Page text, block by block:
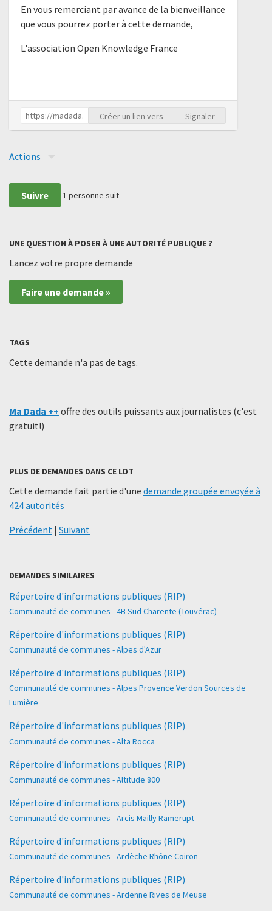
En vous remerciant par avance de la bienveillance
que vous pourrez porter à cette demande,
L'association Open Knowledge France
Créer un lien vers Signaler
Actions
Suivre 1 personne suit
UNE QUESTION À POSER À UNE AUTORITÉ PUBLIQUE ?
Lancez votre propre demande
Faire une demande »
TAGS
Cette demande n'a pas de tags.
Ma Dada ++ offre des outils puissants aux journalistes (c'est
gratuit!)
PLUS DE DEMANDES DANS CE LOT
Cette demande fait partie d'une demande groupée envoyée à
424 autorités
Précédent | Suivant
DEMANDES SIMILAIRES
Répertoire d'informations publiques (RIP)
Communauté de communes - 4B Sud Charente (Touvérac)
Répertoire d'informations publiques (RIP)
Communauté de communes - Alpes d'Azur
Répertoire d'informations publiques (RIP)
Communauté de communes - Alpes Provence Verdon Sources de
Lumière
Répertoire d'informations publiques (RIP)
Communauté de communes - Alta Rocca
Répertoire d'informations publiques (RIP)
Communauté de communes - Altitude 800
Répertoire d'informations publiques (RIP)
Communauté de communes - Arcis Mailly Ramerupt
Répertoire d'informations publiques (RIP)
Communauté de communes - Ardèche Rhône Coiron
Répertoire d'informations publiques (RIP)
Communauté de communes - Ardenne Rives de Meuse